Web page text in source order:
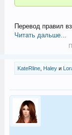
Перевод правил
Читать дальше...
KateRline, Haleyи